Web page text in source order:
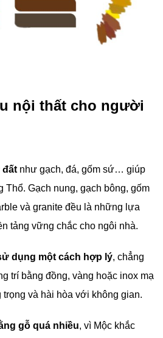
nội thất cho người
đất như gạch, đá, gốm sứ… giúp
Gạch nung, gạch bông, gốm
và granite đều là những lựa
tảng vững chắc cho ngôi nhà.
dụng một cách hợp lý, chẳng
trí bằng đồng, vàng hoặc inox mạ
và hài hòa với không gian.
gỗ quá nhiều, vì Mộc khắc